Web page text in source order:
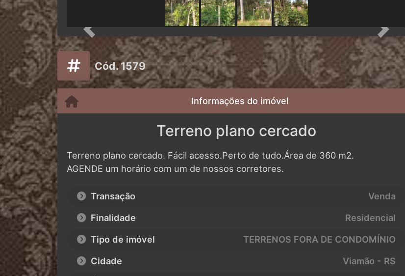
Previous Next
Cód. 1579
Informações do imóvel
Terreno plano cercado
Terreno plano cercado. Fácil acesso.Perto de tudo.Área de 360 m2.
AGENDE um horário com um de nossos corretores.
Transação
Venda
Finalidade
Residencial
Tipo de imóvel
TERRENOS FORA DE CONDOMÍNIO
Cidade
Viamão - RS